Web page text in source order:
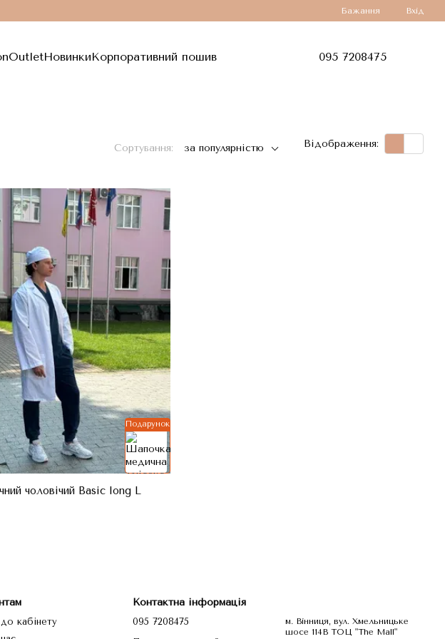
Бажання Вхід
OutletНовинкиКорпоративний пошив 095 7208475
Сортування: за популярністю Відображення:
Подарунок
чоловічий Basic long L
до кабінету
Контактна інформація
095 7208475
м. Вінниця, вул. Хмельницьке
шосе 114В ТОЦ "The Mall"